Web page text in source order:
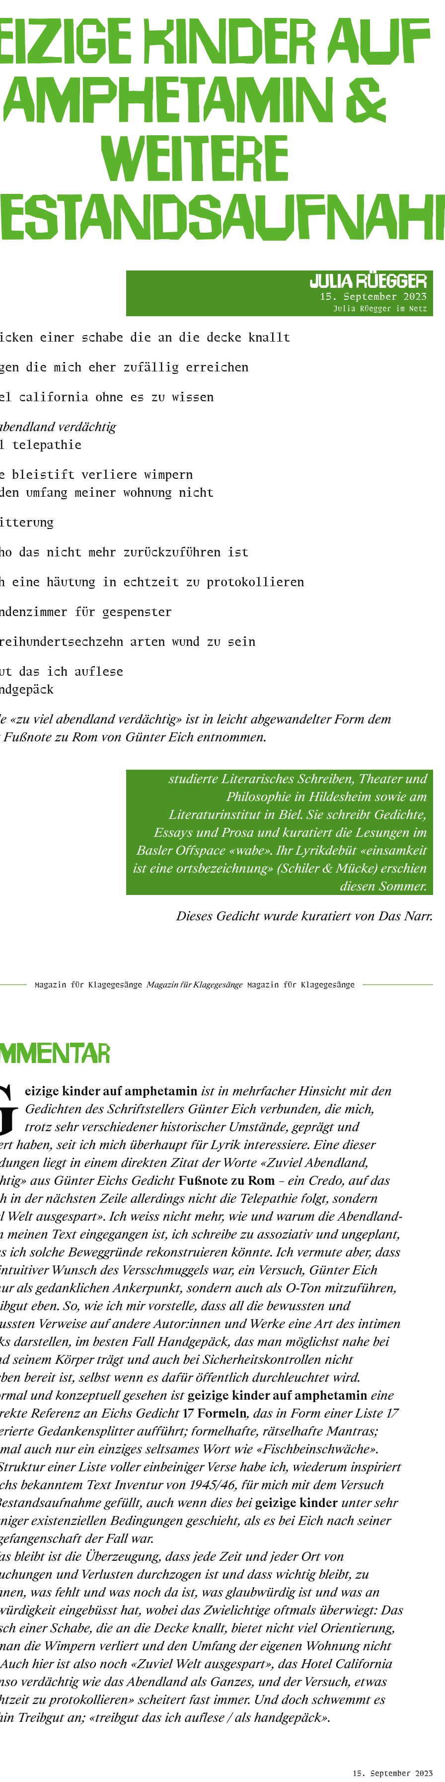
kinder auf
amphetamin &
weitere
Julia Rüegger
15. September 2023
Julia Rüegger im Netz
einer schabe die an die decke knallt
die mich eher zufällig erreichen
california ohne es zu wissen
verdächtig
telepathie
bleistift verliere wimpern
umfang meiner wohnung nicht
das nicht mehr zurückzuführen ist
eine häutung in echtzeit zu protokollieren
für gespenster
arten wund zu sein
das ich auflese
«zu viel abendland verdächtig» ist in leicht abgewandelter Form dem
zu Rom von Günter Eich entnommen.
studierte Literarisches Schreiben, Theater und
Philosophie in Hildesheim sowie am
Literaturinstitut in Biel. Sie schreibt Gedichte,
Essays und Prosa und kuratiert die Lesungen im
Basler Offspace «wabe». Ihr Lyrikdebüt «einsamkeit
ist eine ortsbezeichnung» (Schiler & Mücke) erschien
diesen Sommer.
Dieses Gedicht wurde kuratiert von Das Narr.
Magazin für Klagegesänge Magazin für Klagegesänge Magazin für Klagegesänge
eizige kinder auf amphetamin ist in mehrfacher Hinsicht mit den
Gedichten des Schriftstellers Günter Eich verbunden, die mich,
trotz sehr verschiedener historischer Umstände, geprägt und
haben, seit ich mich überhaupt für Lyrik interessiere. Eine dieser
liegt in einem direkten Zitat der Worte «Zuviel Abendland,
aus Günter Eichs GedichtFußnote zu Rom– ein Credo, auf das
in der nächsten Zeile allerdings nicht die Telepathie folgt, sondern
Welt ausgespart». Ich weiss nicht mehr, wie und warum die Abendland-
meinen Text eingegangen ist, ich schreibe zu assoziativ und ungeplant,
ich solche Beweggründe rekonstruieren könnte. Ich vermute aber, dass
Wunsch des Versschmuggels war, ein Versuch, Günter Eich
als gedanklichen Ankerpunkt, sondern auch als O-Ton mitzuführen,
eben. So, wie ich mir vorstelle, dass all die bewussten und
Verweise auf andere Autor:innen und Werke eine Art des intimen
darstellen, im besten Fall Handgepäck, das man möglichst nahe bei
seinem Körper trägt und auch bei Sicherheitskontrollen nicht
bereit ist, selbst wenn es dafür öffentlich durchleuchtet wird.
und konzeptuell gesehen istgeizige kinder auf amphetamineine
Referenz an Eichs Gedicht17 Formeln, das in Form einer Liste 17
Gedankensplitter aufführt; formelhafte, rätselhafte Mantras;
auch nur ein einziges seltsames Wort wie «Fischbeinschwäche».
einer Liste voller einbeiniger Verse habe ich, wiederum inspiriert
bekanntem Text Inventur von 1945/46, für mich mit dem Versuch
gefüllt, auch wenn dies beigeizige kinderunter sehr
existenziellen Bedingungen geschieht, als es bei Eich nach seiner
der Fall war.
bleibt ist die Überzeugung, dass jede Zeit und jeder Ort von
und Verlusten durchzogen ist und dass wichtig bleibt, zu
was fehlt und was noch da ist, was glaubwürdig ist und was an
eingebüsst hat, wobei das Zwielichtige oftmals überwiegt: Das
einer Schabe, die an die Decke knallt, bietet nicht viel Orientierung,
die Wimpern verliert und den Umfang der eigenen Wohnung nicht
hier ist also noch «Zuviel Welt ausgespart», das Hotel California
verdächtig wie das Abendland als Ganzes, und der Versuch, etwas
zu protokollieren» scheitert fast immer. Und doch schwemmt es
Treibgut an; «treibgut das ich auflese / als handgepäck».
15. September 2023